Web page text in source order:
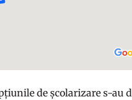
de școlarizare s-